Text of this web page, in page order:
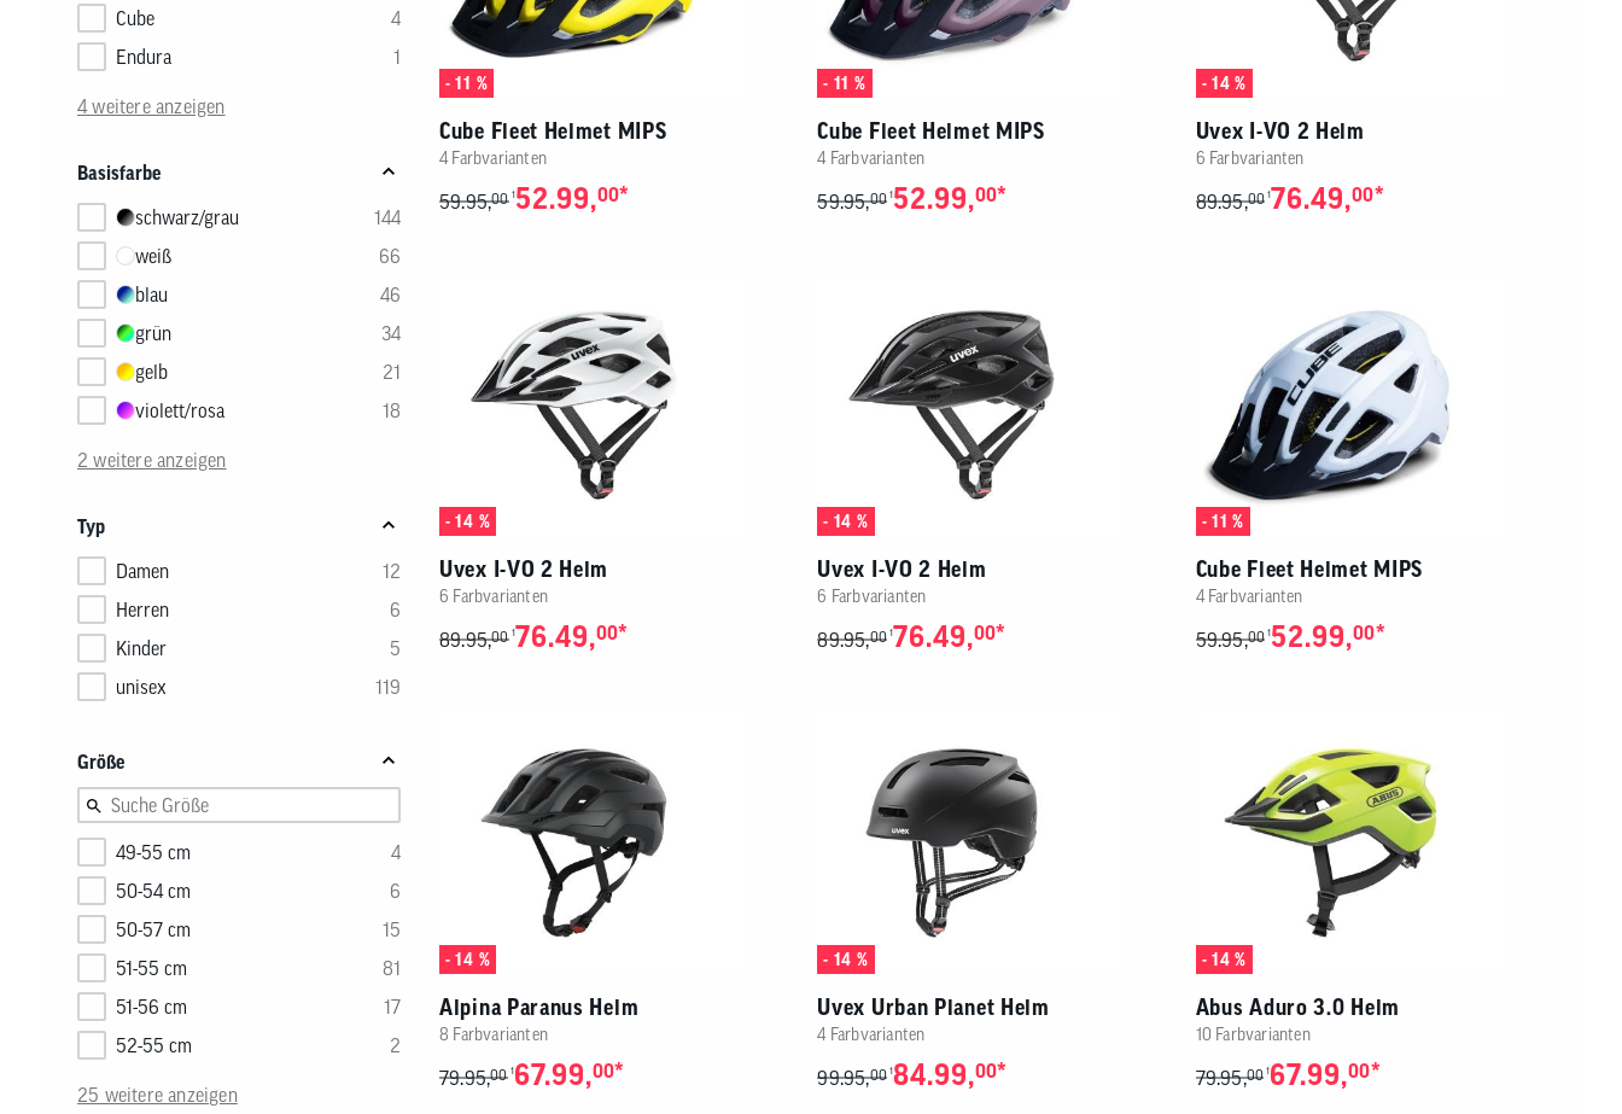
Cube
4
Endura
1
4 weitere anzeigen
Basisfarbe
schwarz/grau
144
weiß
66
blau
46
grün
34
gelb
21
violett/rosa
18
2 weitere anzeigen
Typ
Damen
12
Herren
6
Kinder
5
unisex
119
Größe
49-55 cm
4
50-54 cm
6
50-57 cm
15
51-55 cm
81
51-56 cm
17
52-55 cm
2
25 weitere anzeigen
- 11 %
Cube Fleet Helmet MIPS
4 Farbvarianten
59.95,00 152.99,00*
- 11 %
Cube Fleet Helmet MIPS
4 Farbvarianten
59.95,00 152.99,00*
- 14 %
Uvex I-VO 2 Helm
6 Farbvarianten
89.95,00 176.49,00*
- 14 %
Uvex I-VO 2 Helm
6 Farbvarianten
89.95,00 176.49,00*
- 14 %
Uvex I-VO 2 Helm
6 Farbvarianten
89.95,00 176.49,00*
- 11 %
Cube Fleet Helmet MIPS
4 Farbvarianten
59.95,00 152.99,00*
- 14 %
Alpina Paranus Helm
8 Farbvarianten
79.95,00 167.99,00*
- 14 %
Uvex Urban Planet Helm
4 Farbvarianten
99.95,00 184.99,00*
- 14 %
Abus Aduro 3.0 Helm
10 Farbvarianten
79.95,00 167.99,00*